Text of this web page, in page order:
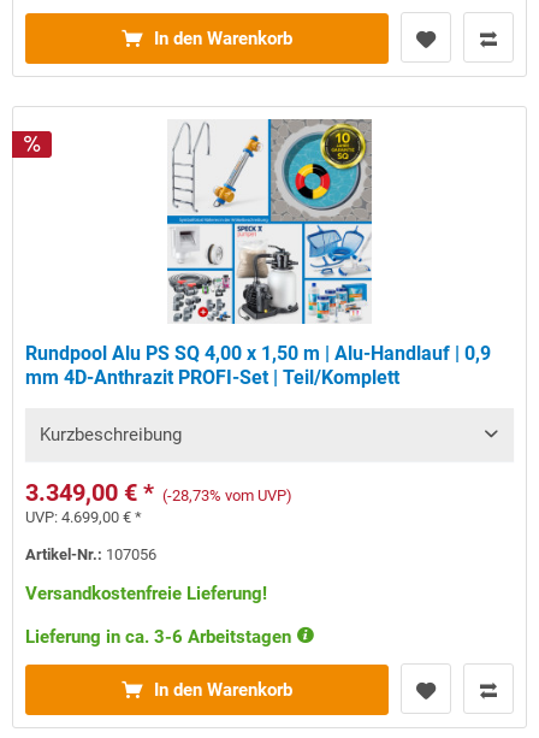
In den Warenkorb
Rundpool Alu PS SQ 4,00 x 1,50 m | Alu-Handlauf | 0,9
mm 4D-Anthrazit PROFI-Set | Teil/Komplett
Kurzbeschreibung
3.349,00 € * (-28,73% vom UVP)
UVP:4.699,00 € *
Artikel-Nr.: 107056
Versandkostenfreie Lieferung!
Lieferung in ca. 3-6 Arbeitstagen
In den Warenkorb